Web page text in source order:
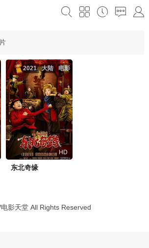
电影
大陆
2021
HD
东北奇缘
影天堂 All Rights Reserved